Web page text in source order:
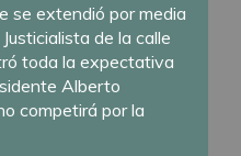
se extendió por media
de la calle
toda la expectativa
Alberto
competirá por la